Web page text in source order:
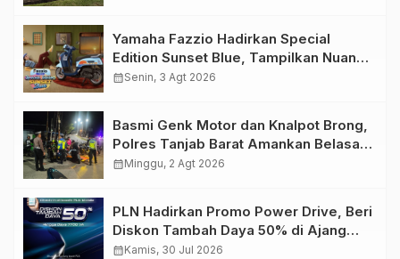
Yamaha Fazzio Hadirkan Special
Edition Sunset Blue, Tampilkan Nuansa
Retro Summer yang Semakin Skena
calendar_monthSenin, 3 Agt 2026
Basmi Genk Motor dan Knalpot Brong,
Polres Tanjab Barat Amankan Belasan
Kendaraan
calendar_monthMinggu, 2 Agt 2026
PLN Hadirkan Promo Power Drive, Beri
Diskon Tambah Daya 50% di Ajang
GIIAS 2026
calendar_monthKamis, 30 Jul 2026